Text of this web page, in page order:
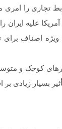
تجاری را
علیه ایران
اصناف برای
کوچک و
بسیار زیادی بر